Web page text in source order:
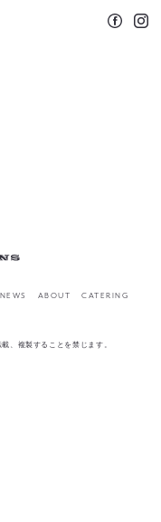
NEWS ABOUT
CATERING
、複製することを禁じます。